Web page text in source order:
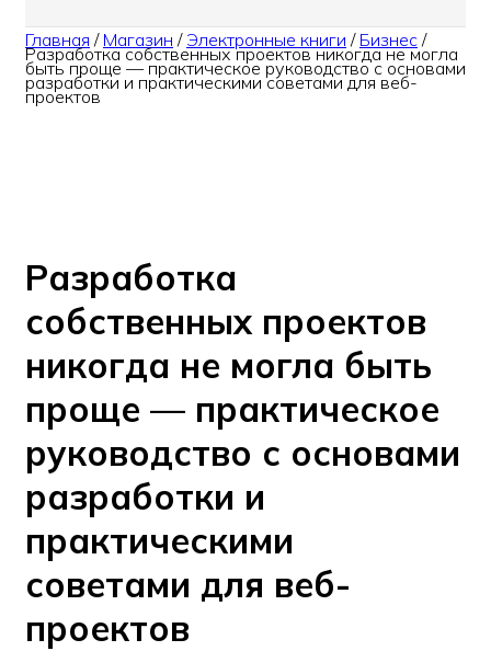
Главная / Магазин / Электронные книги / Бизнес /
Разработка собственных проектов никогда не могла
быть проще — практическое руководство с основами
разработки и практическими советами для веб-
проектов
Разработка
собственных проектов
никогда не могла быть
проще — практическое
руководство с основами
разработки и
практическими
советами для веб-
проектов